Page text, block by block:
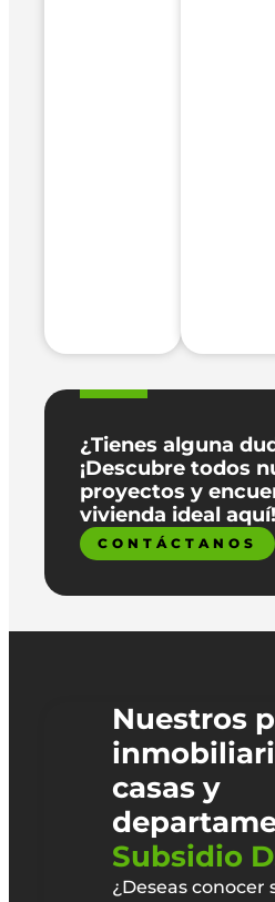
¿Tienes alguna
¡Descubre todos
proyectos y
vivienda ideal aquí!
CONTÁCTANOS
Nuestros
casas y
Subsidio
¿Deseas conocer